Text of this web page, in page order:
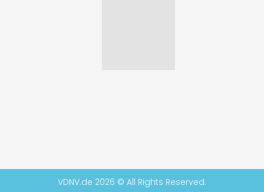
VDNV.de 2026 © All Rights Reserved.